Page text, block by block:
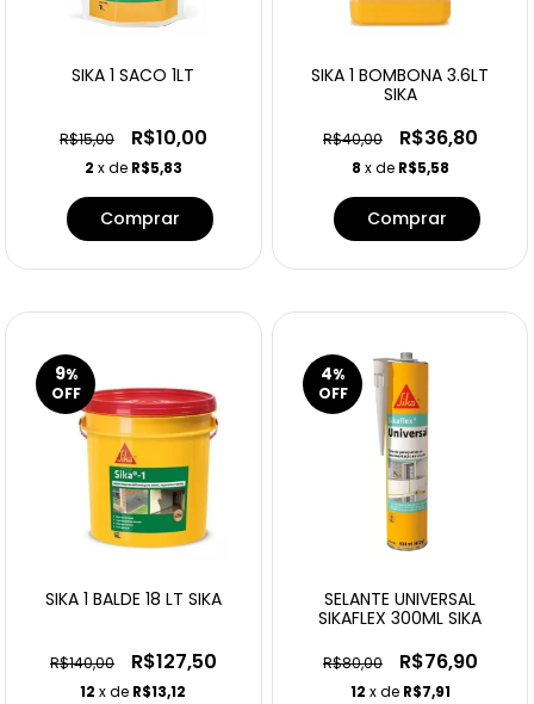
SIKA 1 SACO 1LT
R$15,00 R$10,00
2 x de R$5,83
SIKA 1 BOMBONA 3.6LT
SIKA
R$40,00 R$36,80
8 x de R$5,58
9%
OFF
SIKA 1 BALDE 18 LT SIKA
R$140,00 R$127,50
12 x de R$13,12
4%
OFF
SELANTE UNIVERSAL
SIKAFLEX 300ML SIKA
R$80,00 R$76,90
12 x de R$7,91